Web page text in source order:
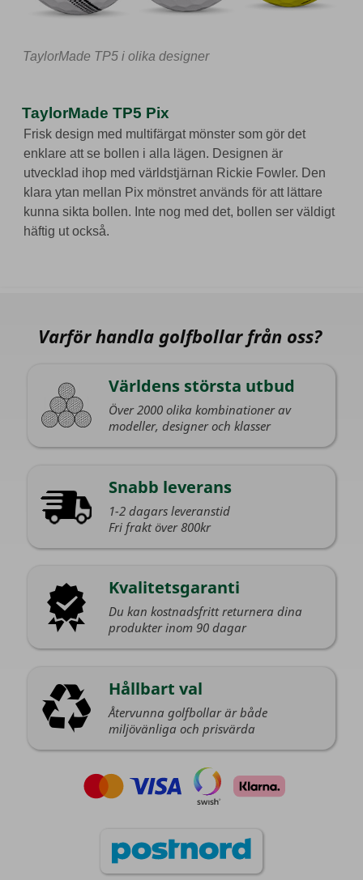
TaylorMade TP5 i olika designer
TaylorMade TP5 Pix
Frisk design med multifärgat mönster som gör det
enklare att se bollen i alla lägen. Designen är
utvecklad ihop med världstjärnan Rickie Fowler. Den
klara ytan mellan Pix mönstret används för att lättare
kunna sikta bollen. Inte nog med det, bollen ser väldigt
häftig ut också.
Varför handla golfbollar från oss?
Världens största utbud
Över 2000 olika kombinationer av
modeller, designer och klasser
Snabb leverans
1-2 dagars leveranstid
Fri frakt över 800kr
Kvalitetsgaranti
Du kan kostnadsfritt returnera dina
produkter inom 90 dagar
Hållbart val
Återvunna golfbollar är både
miljövänliga och prisvärda